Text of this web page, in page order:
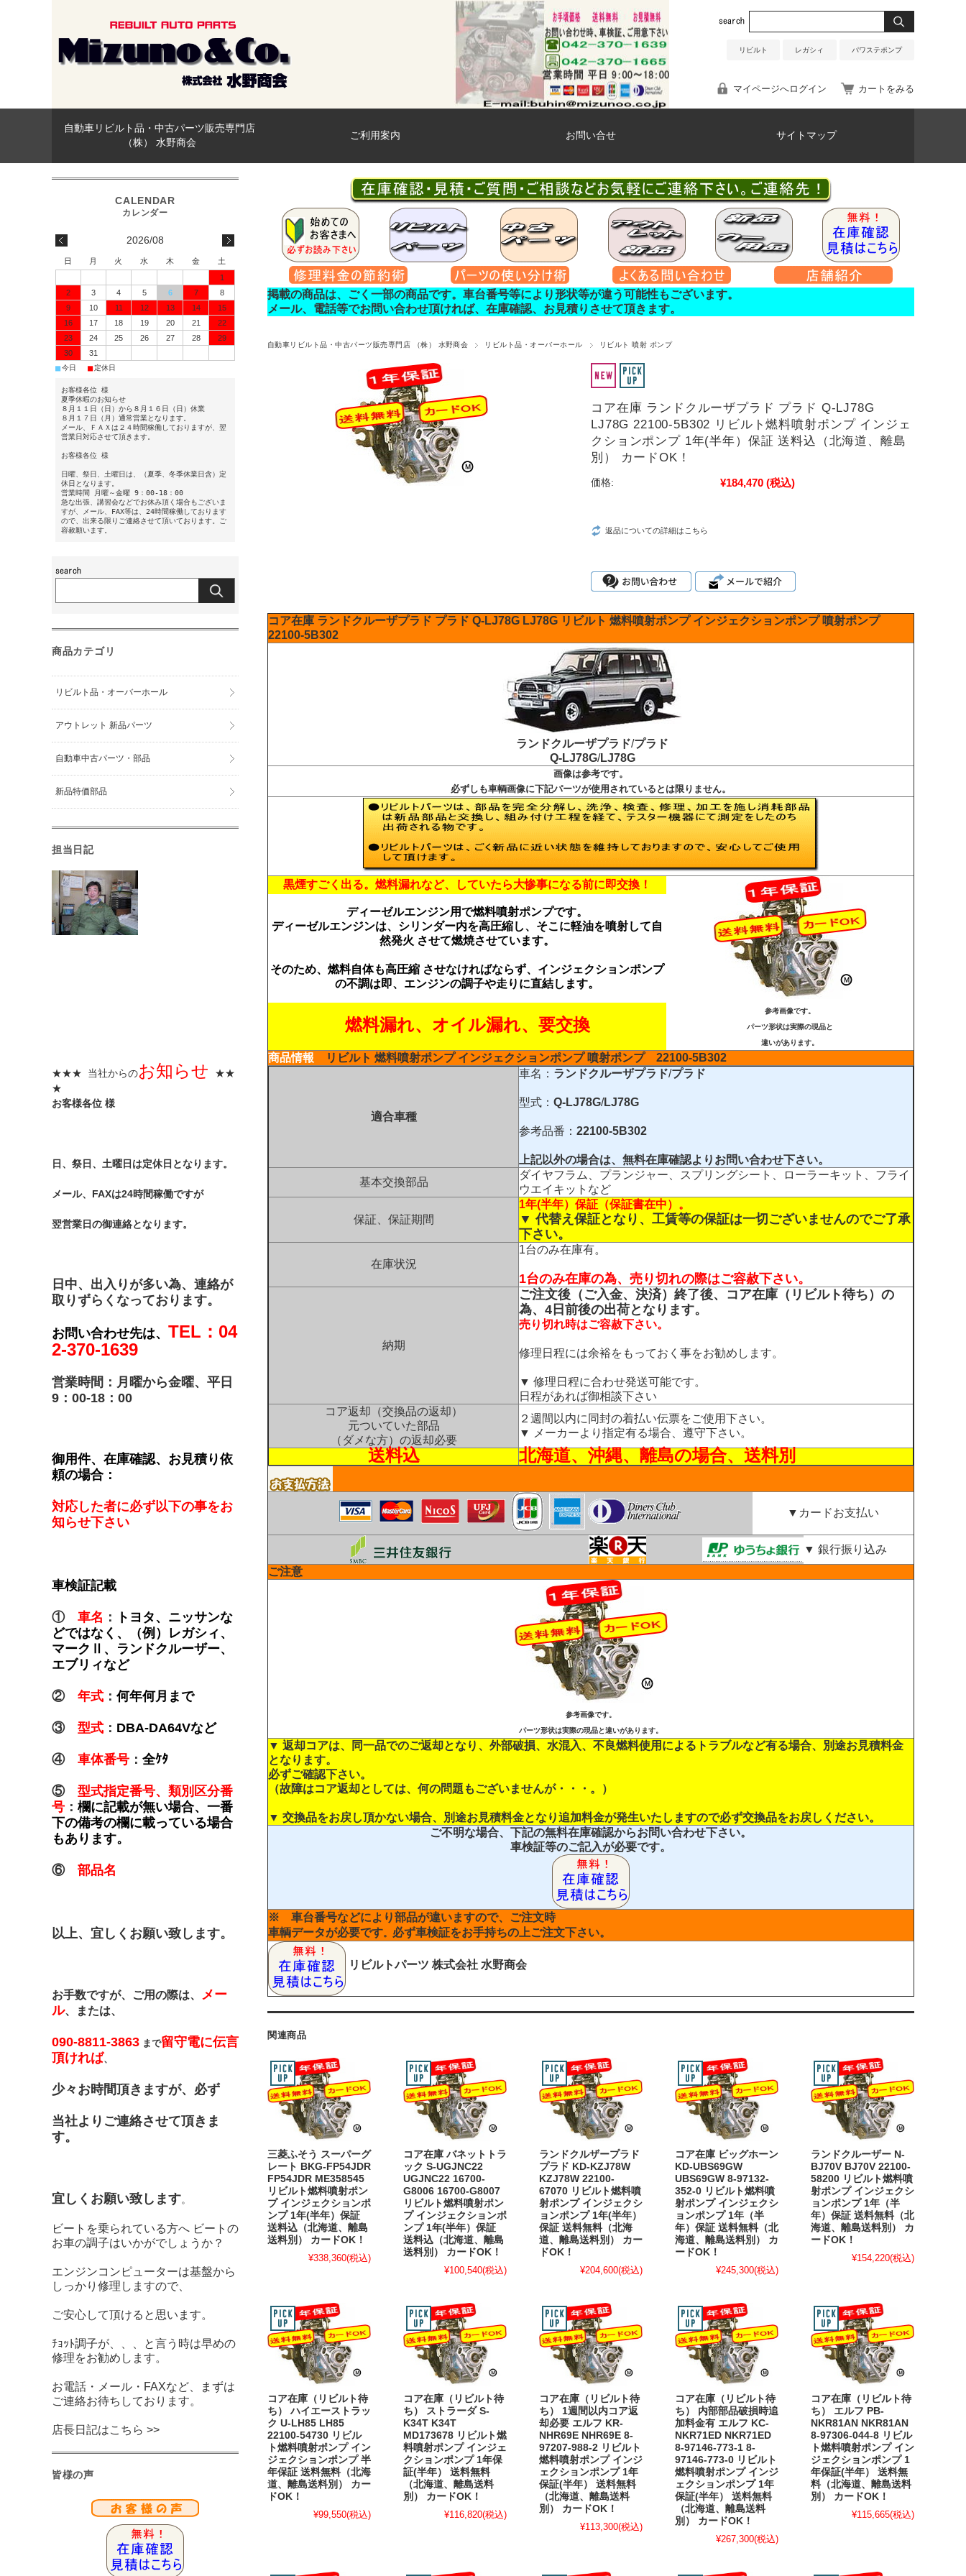
リビルト レガシィ パワステポンプ
マイページへログイン カートをみる
自動車リビルト品・中古パーツ販売専門店
（株） 水野商会
ご利用案内 お問い合せ サイトマップ
掲載の商品は、ごく一部の商品です。車台番号等により形状等が違う可能性もございます。
メール、電話等でお問い合わせ頂ければ、在庫確認、お見積りさせて頂きます。
自動車リビルト品・中古パーツ販売専門店 （株） 水野商会 リビルト品・オーバーホール リビルト 噴射 ポンプ
コア在庫 ランドクルーザプラド プラド Q-LJ78G
LJ78G 22100-5B302 リビルト燃料噴射ポンプ インジェ
クションポンプ 1年(半年）保証 送料込（北海道、離島
別） カードOK！
価格: ¥184,470 (税込)
返品についての詳細はこちら
コア在庫 ランドクルーザプラド プラド Q-LJ78G LJ78G リビルト 燃料噴射ポンプ インジェクションポンプ 噴射ポンプ
22100-5B302
ランドクルーザプラド/プラド
Q-LJ78G/LJ78G
画像は参考です。
必ずしも車輌画像に下記パーツが使用されているとは限りません。
黒煙すごく出る。燃料漏れなど、していたら大惨事になる前に即交換！
ディーゼルエンジン用で燃料噴射ポンプです。
ディーゼルエンジンは、シリンダー内を高圧縮し、そこに軽油を噴射して自
然発火 させて燃焼させています。
そのため、燃料自体も高圧縮 させなければならず、インジェクションポンプ
の不調は即、エンジンの調子や走りに直結します。
燃料漏れ、オイル漏れ、要交換
参考画像です。
パーツ形状は実際の現品と
違いがあります。
商品情報 リビルト 燃料噴射ポンプ インジェクションポンプ 噴射ポンプ 22100-5B302
適合車種
車名： ランドクルーザプラド/プラド
型式： Q-LJ78G/LJ78G
参考品番： 22100-5B302
上記以外の場合は、 無料在庫確認よりお問い合わせ下さい。
基本交換部品
ダイヤフラム、プランジャー、スプリングシート、ローラーキット、フライ
ウエイキットなど
保証、保証期間
1年(半年）保証（保証書在中）。
▼ 代替え保証となり、工賃等の保証は一切ございませんのでご了承
下さい。
在庫状況
1台のみ在庫有。
1台のみ在庫の為、売り切れの際はご容赦下さい。
納期
ご注文後（ご入金、決済）終了後、コア在庫（リビルト待ち）の
為、4日前後の出荷となります。
売り切れ時はご容赦下さい。
修理日程には余裕をもっておく事をお勧めします。
▼ 修理日程に合わせ発送可能です。
日程があれば御相談下さい
コア返却（交換品の返却）
元ついていた部品
（ダメな方）の返却必要
２週間以内に同封の着払い伝票をご使用下さい。
▼ メーカーより指定有る場合、遵守下さい。
送料込 北海道、沖縄、離島の場合、送料別
▼カードお支払い
▼ 銀行振り込み
ご注意
参考画像です。
パーツ形状は実際の現品と違いがあります。
▼ 返却コアは、同一品でのご返却となり、外部破損、水混入、不良燃料使用によるトラブルなど有る場合、別途お見積料金
となります。
必ずご確認下さい。
（故障はコア返却としては、何の問題もございませんが・・・。）
▼ 交換品をお戻し頂かない場合、別途お見積料金となり追加料金が発生いたしますので必ず交換品をお戻しください。
ご不明な場合、下記の無料在庫確認からお問い合わせ下さい。
車検証等のご記入が必要です。
※ 車台番号などにより部品が違いますので、ご注文時
車輌データが必要です。 必ず車検証をお手持ちの上ご注文下さい。
リビルトパーツ 株式会社 水野商会
関連商品
三菱ふそう スーパーグ
レート BKG-FP54JDR
FP54JDR ME358545
リビルト燃料噴射ポン
プ インジェクションポ
ンプ 1年(半年）保証
送料込（北海道、離島
送料別） カードOK！
¥338,360(税込)
コア在庫 バネットトラ
ック S-UGJNC22
UGJNC22 16700-
G8006 16700-G8007
リビルト燃料噴射ポン
プ インジェクションポ
ンプ 1年(半年）保証
送料込（北海道、離島
送料別） カードOK！
¥100,540(税込)
ランドクルザープラド
プラド KD-KZJ78W
KZJ78W 22100-
67070 リビルト燃料噴
射ポンプ インジェクシ
ョンポンプ 1年(半年）
保証 送料無料（北海
道、離島送料別） カー
ドOK！
¥204,600(税込)
コア在庫 ビッグホーン
KD-UBS69GW
UBS69GW 8-97132-
352-0 リビルト燃料噴
射ポンプ インジェクシ
ョンポンプ 1年（半
年）保証 送料無料（北
海道、離島送料別） カ
ードOK！
¥245,300(税込)
ランドクルーザー N-
BJ70V BJ70V 22100-
58200 リビルト燃料噴
射ポンプ インジェクシ
ョンポンプ 1年（半
年）保証 送料無料（北
海道、離島送料別） カ
ードOK！
¥154,220(税込)
コア在庫（リビルト待
ち） ハイエーストラッ
ク U-LH85 LH85
22100-54730 リビル
ト燃料噴射ポンプ イン
ジェクションポンプ 半
年保証 送料無料（北海
道、離島送料別） カー
ドOK！
¥99,550(税込)
コア在庫（リビルト待
ち） ストラーダ S-
K34T K34T
MD173678 リビルト燃
料噴射ポンプ インジェ
クションポンプ 1年保
証(半年） 送料無料
（北海道、離島送料
別） カードOK！
¥116,820(税込)
コア在庫（リビルト待
ち） 1週間以内コア返
却必要 エルフ KR-
NHR69E NHR69E 8-
97207-988-2 リビルト
燃料噴射ポンプ インジ
ェクションポンプ 1年
保証(半年） 送料無料
（北海道、離島送料
別） カードOK！
¥113,300(税込)
コア在庫（リビルト待
ち） 内部部品破損時追
加料金有 エルフ KC-
NKR71ED NKR71ED
8-97146-773-1 8-
97146-773-0 リビルト
燃料噴射ポンプ インジ
ェクションポンプ 1年
保証(半年） 送料無料
（北海道、離島送料
別） カードOK！
¥267,300(税込)
コア在庫（リビルト待
ち） エルフ PB-
NKR81AN NKR81AN
8-97306-044-8 リビル
ト燃料噴射ポンプ イン
ジェクションポンプ 1
年保証(半年） 送料無
料（北海道、離島送料
別） カードOK！
¥115,665(税込)
2026/08
日 月 火 水 木 金
土
1
2
3 4 5 6 7
8
9
10 11 12 13 14
15
16
17 18 19 20 21
22
23
24 25 26 27 28
29
30
31
■今日 ■定休日
お客様各位 様
夏季休暇のお知らせ
８月１１日（日）から８月１６日（日）休業
８月１７日（月）通常営業となります。
メール、ＦＡＸは２４時間稼働しておりますが、翌
営業日対応させて頂きます。
お客様各位 様
日曜、祭日、土曜日は、（夏季、冬季休業日含）定
休日となります。
営業時間 月曜～金曜 9：00-18：00
急な出張、講習会などでお休み頂く場合もございま
すが、メール、FAX等は、24時間稼働しております
ので、出来る限りご連絡させて頂いております。ご
容赦願います。
商品カテゴリ
リビルト品・オーバーホール
アウトレット 新品パーツ
自動車中古パーツ・部品
新品特価部品
担当日記
★★★ 当社からのお知らせ
★★
★
お客様各位 様
日、祭日、土曜日は定休日となります。
メール、FAXは24時間稼働ですが
翌営業日の御連絡となります。
日中、出入りが多い為、連絡が
取りずらくなっております。
お問い合わせ先は、 TEL：04
2-370-1639
営業時間：月曜から金曜、平日
9：00-18：00
御用件、在庫確認、お見積り依
頼の場合：
対応した者に必ず以下の事をお
知らせ下さい
車検証記載
① 車名 ：
トヨタ、ニッサンな
どではなく、（例）レガシィ、
マークⅡ、ランドクルーザー、
エブリィなど
② 年式 ： 何年何月まで
③ 型式 ： DBA-DA64Vなど
④ 車体番号 ： 全ｹﾀ
⑤ 型式指定番号、類別区分番
号 ： 欄に記載が無い場合、一番
下の備考の欄に載っている場合
もあります。
⑥ 部品名
以上、宜しくお願い致します。
お手数ですが、ご用の際は、 メー
ル、または、
090-8811-3863 まで留守電に伝言
頂ければ、
少々お時間頂きますが、必ず
当社よりご連絡させて頂きま
す。
宜しくお願い致します。
ビートを乗られている方へ ビートの
お車の調子はいかがでしょうか？
エンジンコンピューターは基盤から
しっかり修理しますので、
ご安心して頂けると思います。
ﾁｮｯﾄ調子が、、、と言う時は早めの
修理をお勧めします。
お電話・メール・FAXなど、まずは
ご連絡お待ちしております。
店長日記はこちら >>
皆様の声